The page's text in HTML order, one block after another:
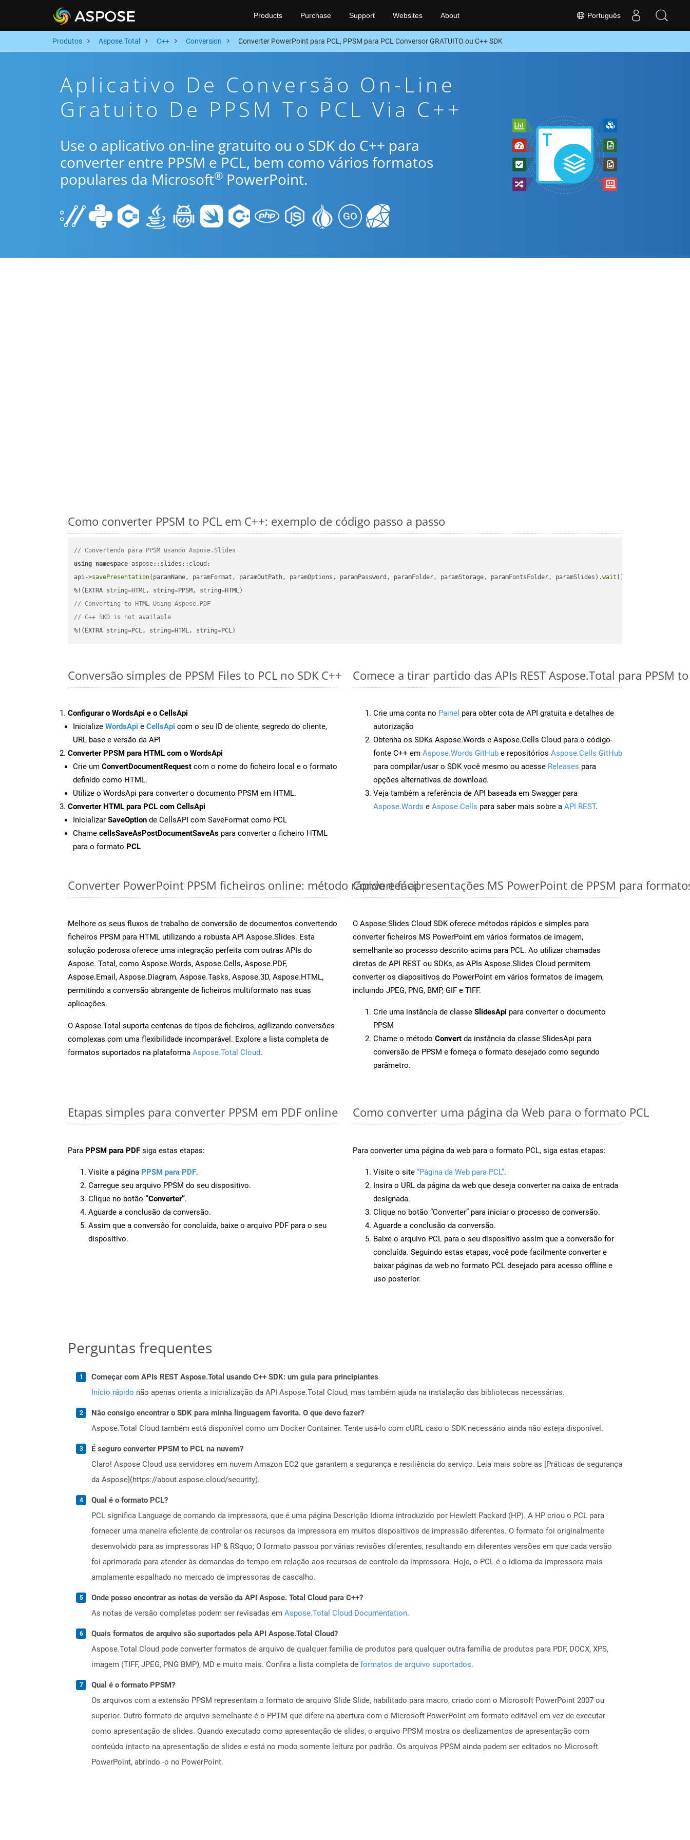
Português
Products Purchase Support Websites About
Produtos Aspose.Total C++ Conversion Converter PowerPoint para PCL, PPSM para PCL Conversor GRATUITO ou C++ SDK
Aplicativo De Conversão On-Line
Gratuito De PPSM To PCL Via C++
Use o aplicativo on-line gratuito ou o SDK do C++ para
converter entre PPSM e PCL, bem como vários formatos
populares da Microsoft® PowerPoint.
Como converter PPSM to PCL em C++: exemplo de código passo a passo
// Convertendo para PPSM usando Aspose.Slides
using namespace aspose::slides::cloud;
api->savePresentation(paramName, paramFormat, paramOutPath, paramOptions, paramPassword, paramFolder, paramStorage, paramFontsFolder, paramSlides).wait ();
// Converting to HTML Using Aspose.PDF
// C++ SKD is not available
%!(EXTRA string=PCL, string=HTML, string=PCL)
Conversão simples de PPSM Files to PCL no SDK C++
Configurar o WordsApi e o CellsApi
Inicialize WordsApi e CellsApi com o seu ID de cliente, segredo do cliente,
URL base e versão da API
Converter PPSM para HTML com o WordsApi
Crie um ConvertDocumentRequest com o nome do ficheiro local e o formato
definido como HTML.
Utilize o WordsApi para converter o documento PPSM em HTML.
Converter HTML para PCL com CellsApi
Inicializar SaveOption de CellsAPI com SaveFormat como PCL
Chame cellsSaveAsPostDocumentSaveAs para converter o ficheiro HTML
para o formato PCL
Comece a tirar partido das APIs REST Aspose.Total para PPSM to
Crie uma conta no Painel para obter cota de API gratuita e detalhes de
autorização
Obtenha os SDKs Aspose.Words e Aspose.Cells Cloud para o código-
fonte C++ em Aspose.Words GitHub e repositórios Aspose.Cells GitHub
para compilar/usar o SDK você mesmo ou acesse Releases para
opções alternativas de download.
Veja também a referência de API baseada em Swagger para
Aspose.Words e Aspose.Cells para saber mais sobre a API REST.
Converter PowerPoint PPSM ficheiros online: método rápido e fácil
Melhore os seus fluxos de trabalho de conversão de documentos convertendo
ficheiros PPSM para HTML utilizando a robusta API Aspose.Slides. Esta
solução poderosa oferece uma integração perfeita com outras APIs do
Aspose. Total, como Aspose.Words, Aspose.Cells, Aspose.PDF,
Aspose.Email, Aspose.Diagram, Aspose.Tasks, Aspose.3D, Aspose.HTML,
permitindo a conversão abrangente de ficheiros multiformato nas suas
aplicações.
O Aspose.Total suporta centenas de tipos de ficheiros, agilizando conversões
complexas com uma flexibilidade incomparável. Explore a lista completa de
formatos suportados na plataforma Aspose.Total Cloud.
Converter apresentações MS PowerPoint de PPSM para
O Aspose.Slides Cloud SDK oferece métodos rápidos e simples para
converter ficheiros MS PowerPoint em vários formatos de imagem,
semelhante ao processo descrito acima para PCL. Ao utilizar chamadas
diretas de API REST ou SDKs, as APIs Aspose.Slides Cloud permitem
converter os diapositivos do PowerPoint em vários formatos de imagem,
incluindo JPEG, PNG, BMP, GIF e TIFF.
Crie uma instância de classe SlidesApi para converter o documento
PPSM
Chame o método Convert da instância da classe SlidesApi para
conversão de PPSM e forneça o formato desejado como segundo
parâmetro.
Etapas simples para converter PPSM em PDF online
Para PPSM para PDF siga estas etapas:
Visite a página PPSM para PDF.
Carregue seu arquivo PPSM do seu dispositivo.
Clique no botão “Converter”.
Aguarde a conclusão da conversão.
Assim que a conversão for concluída, baixe o arquivo PDF para o seu
dispositivo.
Como converter uma página da Web para o formato PCL
Para converter uma página da web para o formato PCL, siga estas etapas:
Visite o site “Página da Web para PCL”.
Insira o URL da página da web que deseja converter na caixa de entrada
designada.
Clique no botão “Converter” para iniciar o processo de conversão.
Aguarde a conclusão da conversão.
Baixe o arquivo PCL para o seu dispositivo assim que a conversão for
concluída. Seguindo estas etapas, você pode facilmente converter e
baixar páginas da web no formato PCL desejado para acesso offline e
uso posterior.
Perguntas frequentes
Começar com APIs REST Aspose.Total usando C++ SDK: um guia para principiantes
Início rápido não apenas orienta a inicialização da API Aspose.Total Cloud, mas também ajuda na instalação das bibliotecas necessárias.
Não consigo encontrar o SDK para minha linguagem favorita. O que devo fazer?
Aspose.Total Cloud também está disponível como um Docker Container. Tente usá-lo com cURL caso o SDK necessário ainda não esteja disponível.
É seguro converter PPSM to PCL na nuvem?
Claro! Aspose Cloud usa servidores em nuvem Amazon EC2 que garantem a segurança e resiliência do serviço. Leia mais sobre as [Práticas de segurança
da Aspose](https://about.aspose.cloud/security).
Qual é o formato PCL?
PCL significa Language de comando da impressora, que é uma página Descrição Idioma introduzido por Hewlett Packard (HP). A HP criou o PCL para
fornecer uma maneira eficiente de controlar os recursos da impressora em muitos dispositivos de impressão diferentes. O formato foi originalmente
desenvolvido para as impressoras HP & RSquo; O formato passou por várias revisões diferentes, resultando em diferentes versões em que cada versão
foi aprimorada para atender às demandas do tempo em relação aos recursos de controle da impressora. Hoje, o PCL é o idioma da impressora mais
amplamente espalhado no mercado de impressoras de cascalho.
Onde posso encontrar as notas de versão da API Aspose. Total Cloud para C++?
As notas de versão completas podem ser revisadas em Aspose.Total Cloud Documentation.
Quais formatos de arquivo são suportados pela API Aspose.Total Cloud?
Aspose.Total Cloud pode converter formatos de arquivo de qualquer família de produtos para qualquer outra família de produtos para PDF, DOCX, XPS,
imagem (TIFF, JPEG, PNG BMP), MD e muito mais. Confira a lista completa de formatos de arquivo suportados.
Qual é o formato PPSM?
Os arquivos com a extensão PPSM representam o formato de arquivo Slide Slide, habilitado para macro, criado com o Microsoft PowerPoint 2007 ou
superior. Outro formato de arquivo semelhante é o PPTM que difere na abertura com o Microsoft PowerPoint em formato editável em vez de executar
como apresentação de slides. Quando executado como apresentação de slides, o arquivo PPSM mostra os deslizamentos de apresentação com
conteúdo intacto na apresentação de slides e está no modo somente leitura por padrão. Os arquivos PPSM ainda podem ser editados no Microsoft
PowerPoint, abrindo -o no PowerPoint.